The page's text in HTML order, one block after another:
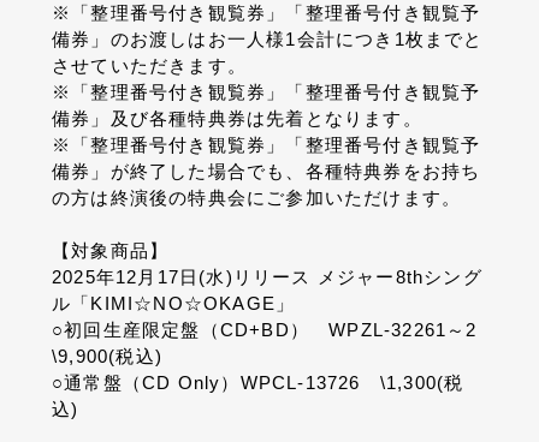
※「整理番号付き観覧券」「整理番号付き観覧予
備券」のお渡しはお一人様1会計につき1枚までと
させていただきます。
※「整理番号付き観覧券」「整理番号付き観覧予
備券」及び各種特典券は先着となります。
※「整理番号付き観覧券」「整理番号付き観覧予
備券」が終了した場合でも、各種特典券をお持ち
の方は終演後の特典会にご参加いただけます。
【対象商品】
2025年12月17日(水)リリース メジャー8thシング
ル「KIMI☆NO☆OKAGE」
○初回生産限定盤（CD+BD） WPZL-32261～2
\9,900(税込)
○通常盤（CD Only）WPCL-13726 \1,300(税
込)